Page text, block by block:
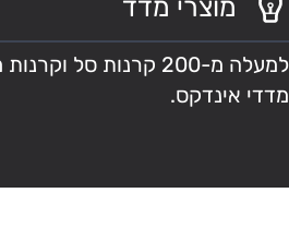
מוצרי מדד
למעלה מ-200 קרנות סל
מדדי אינדקס.